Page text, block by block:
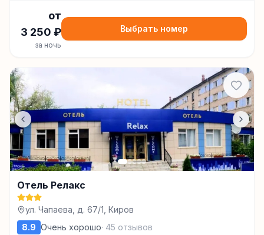
от
3 250 ₽
за ночь
Выбрать номер
Отель Релакс
ул. Чапаева, д. 67/1, Киров
8.9 Очень хорошо· 45 отзывов